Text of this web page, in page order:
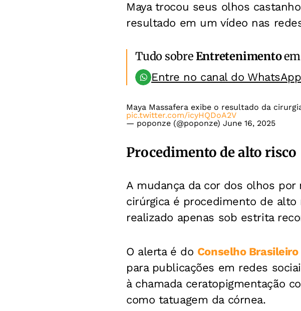
Maya trocou seus olhos
resultado em um vídeo nas
Tudo sobreEntretenimento
Entre no canal do
Maya Massafera exibe o resultado da
pic.twitter.com/icyHQDoA2V
— poponze (@poponze) June 16, 2025
Procedimento de alto risco
A mudança da cor dos olhos
cirúrgica é procedimento de
realizado apenas sob estrita
O alerta é do Conselho
para publicações em redes
à chamada ceratopigmentação
como tatuagem da córnea.